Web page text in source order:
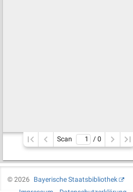
Scan / 0
©2026
Bayerische Staatsbibliothek